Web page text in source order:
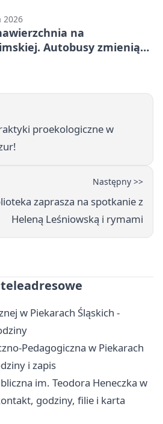
2026
na
Autobusy zmienią
proekologiczne w
Następny >>
zaprasza na spotkanie z
Heleną Leśniowską i rymami
w Piekarach Śląskich -
Pedagogiczna w Piekarach
i zapis
im. Teodora Heneczka w
godziny, filie i karta